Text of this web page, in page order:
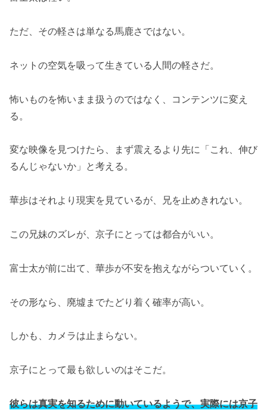
ただ、その軽さは単なる馬鹿さではない。
ネットの空気を吸って生きている人間の軽さだ。
怖いものを怖いまま扱うのではなく、コンテンツに変え
る。
変な映像を見つけたら、まず震えるより先に「これ、伸び
るんじゃないか」と考える。
華歩はそれより現実を見ているが、兄を止めきれない。
この兄妹のズレが、京子にとっては都合がいい。
富士太が前に出て、華歩が不安を抱えながらついていく。
その形なら、廃墟までたどり着く確率が高い。
しかも、カメラは止まらない。
京子にとって最も欲しいのはそこだ。
彼らは真実を知るために動いているようで、実際には京子